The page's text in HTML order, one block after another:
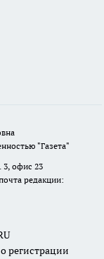
"Газета"
3, офис 23
редакции:
регистрации